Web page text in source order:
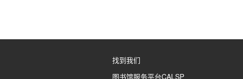
找到我们
图书馆服务平台CALSP